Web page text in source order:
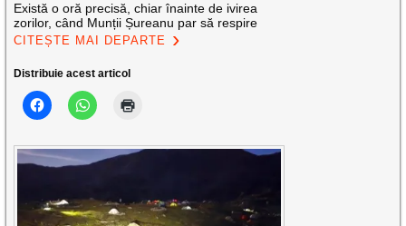
Există o oră precisă, chiar înainte de ivirea
zorilor, când Munții Șureanu par să respire
CITEȘTE MAI DEPARTE
Distribuie acest articol